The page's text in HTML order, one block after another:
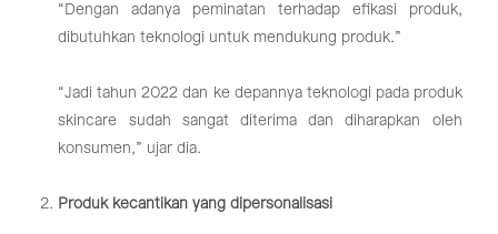
“Dengan adanya peminatan terhadap efikasi produk,
dibutuhkan teknologi untuk mendukung produk.”
“Jadi tahun 2022 dan ke depannya teknologi pada produk
skincare sudah sangat diterima dan diharapkan oleh
konsumen,” ujar dia.
Produk kecantikan yang dipersonalisasi